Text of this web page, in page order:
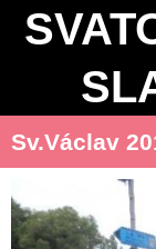
Sv.Václav